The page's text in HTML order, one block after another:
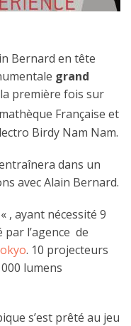
Bernard en tête
grand
première fois sur
Française et
Birdy Nam Nam.
dans un
avec Alain Bernard.
« , ayant nécessité 9
l’agence de
. 10 projecteurs
lumens
s’est prêté au jeu